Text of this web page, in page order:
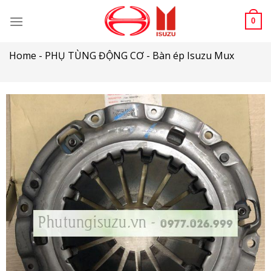
0
Home - PHỤ TÙNG ĐỘNG CƠ - Bàn ép Isuzu Mux